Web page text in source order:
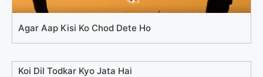
Agar Aap Kisi Ko Chod Dete Ho
Koi Dil Todkar Kyo Jata Hai